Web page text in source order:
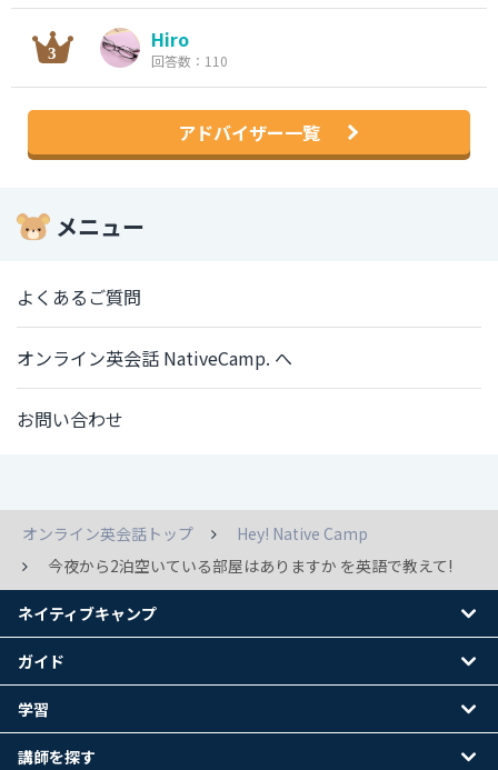
Hiro
回答数：110
アドバイザー一覧
メニュー
よくあるご質問
オンライン英会話 NativeCamp. へ
お問い合わせ
オンライン英会話トップ
Hey! Native Camp
今夜から2泊空いている部屋はありますか を英語で教えて!
ネイティブキャンプ
ガイド
学習
講師を探す